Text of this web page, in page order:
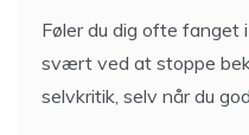
Føler du dig ofte fanget
svært ved at stoppe
selvkritik, selv når du